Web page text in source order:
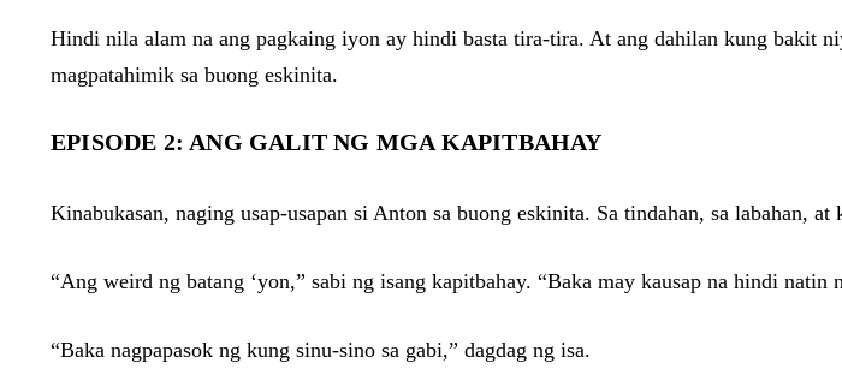
Hindi nila alam na ang pagkaing iyon ay hindi basta tira-tira. At ang dahilan kung bakit
magpatahimik sa buong eskinita.
EPISODE 2: ANG GALIT NG MGA KAPITBAHAY
Kinabukasan, naging usap-usapan si Anton sa buong eskinita. Sa tindahan, sa labahan,
“Ang weird ng batang ‘yon,” sabi ng isang kapitbahay. “Baka may kausap na hindi natin
“Baka nagpapasok ng kung sinu-sino sa gabi,” dagdag ng isa.